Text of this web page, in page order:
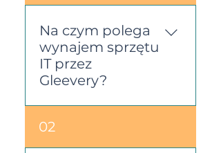
Na czym polega
wynajem sprzętu
IT przez
Gleevery?
Dzięki Gleevery firmy
mogą wynajmować
02